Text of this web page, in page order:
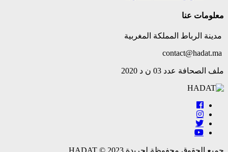
معلومات عنا
مدينة الرباط المملكة المغربية
ملف الصحافة عدد 03 ن د 2020